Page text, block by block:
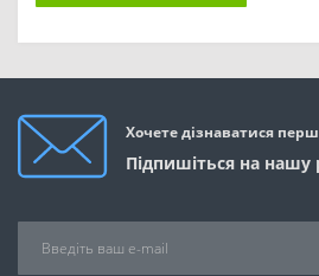
Хочете дізнаватися
Підпишіться на нашу